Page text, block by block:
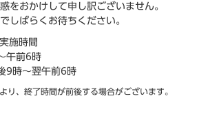
をおかけして申し訳ございません。
しばらくお待ちください。
施時間
前6時
9時～翌午前6時
り、終了時間が前後する場合がございます。